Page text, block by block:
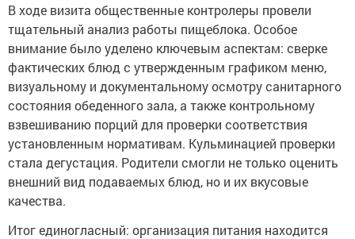
В ходе визита общественные контролеры провели
тщательный анализ работы пищеблока. Особое
внимание было уделено ключевым аспектам: сверке
фактических блюд с утвержденным графиком меню,
визуальному и документальному осмотру санитарного
состояния обеденного зала, а также контрольному
взвешиванию порций для проверки соответствия
установленным нормативам. Кульминацией проверки
стала дегустация. Родители смогли не только оценить
внешний вид подаваемых блюд, но и их вкусовые
качества.
Итог единогласный: организация питания находится